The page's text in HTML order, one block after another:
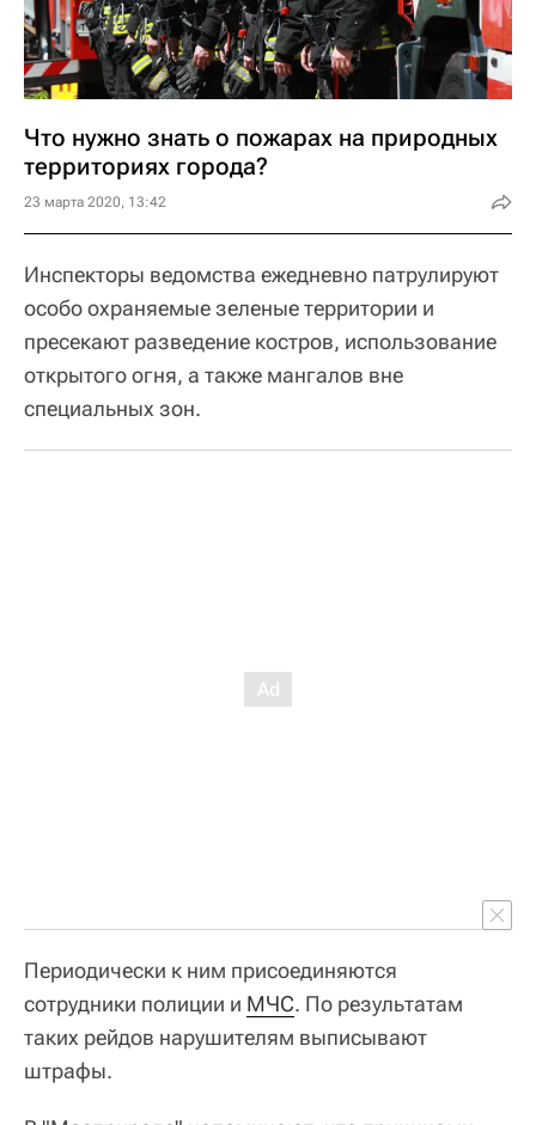
Что нужно знать о пожарах на природных
территориях города?
23 марта 2020, 13:42
Инспекторы ведомства ежедневно патрулируют
особо охраняемые зеленые территории и
пресекают разведение костров, использование
открытого огня, а также мангалов вне
специальных зон.
Периодически к ним присоединяются
сотрудники полиции и МЧС. По результатам
таких рейдов нарушителям выписывают
штрафы.